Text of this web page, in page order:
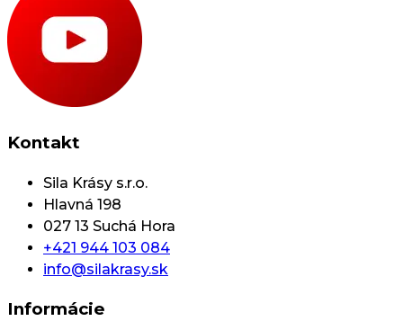
Kontakt
Sila Krásy s.r.o.
Hlavná 198
027 13 Suchá Hora
+421 944 103 084
info@silakrasy.sk
Informácie